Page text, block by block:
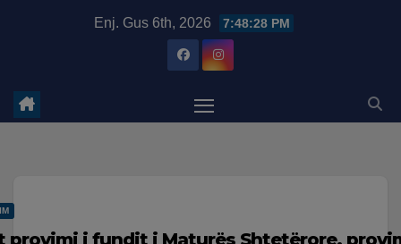
Enj. Gus 6th, 2026 7:48:29 PM